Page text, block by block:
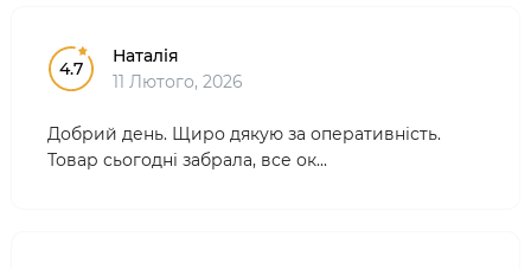
4.7
Наталія
11 Лютого, 2026
Добрий день. Щиро дякую за оперативність.
Товар сьогодні забрала, все ок...